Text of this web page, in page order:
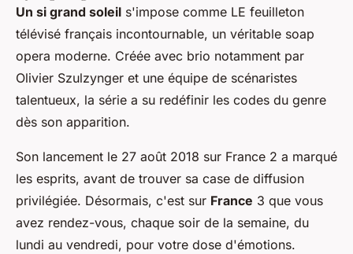
Un si grand soleil s'impose comme LE feuilleton
télévisé français incontournable, un véritable soap
opera moderne. Créée avec brio notamment par
Olivier Szulzynger et une équipe de scénaristes
talentueux, la série a su redéfinir les codes du genre
dès son apparition.
Son lancement le 27 août 2018 sur France 2 a marqué
les esprits, avant de trouver sa case de diffusion
privilégiée. Désormais, c'est sur France 3 que vous
avez rendez-vous, chaque soir de la semaine, du
lundi au vendredi, pour votre dose d'émotions.